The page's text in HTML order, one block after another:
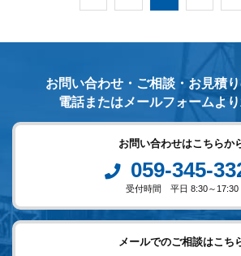
お問い合わせ・ご相談・お見積
電話またはメールフォームより
お問い合わせはこちらか
059-345-
受付時間 平日 8:30～17:30
メールでのご相談はこち